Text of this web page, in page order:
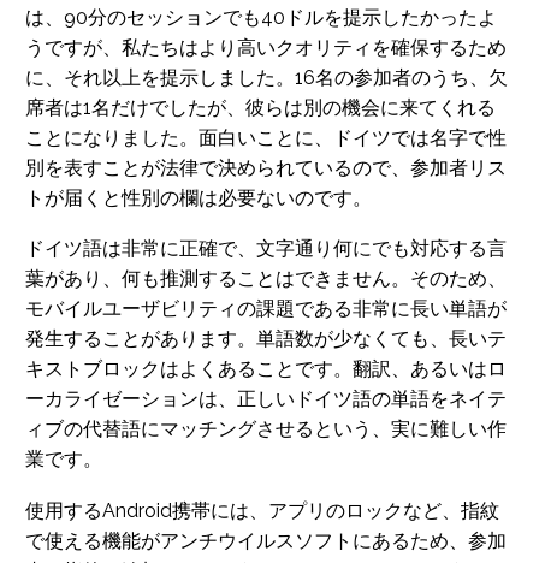
は、90分のセッションでも40ドルを提示したかったよ
うですが、私たちはより高いクオリティを確保するため
に、それ以上を提示しました。16名の参加者のうち、欠
席者は1名だけでしたが、彼らは別の機会に来てくれる
ことになりました。面白いことに、ドイツでは名字で性
別を表すことが法律で決められているので、参加者リス
トが届くと性別の欄は必要ないのです。
ドイツ語は非常に正確で、文字通り何にでも対応する言
葉があり、何も推測することはできません。そのため、
モバイルユーザビリティの課題である非常に長い単語が
発生することがあります。単語数が少なくても、長いテ
キストブロックはよくあることです。翻訳、あるいはロ
ーカライゼーションは、正しいドイツ語の単語をネイテ
ィブの代替語にマッチングさせるという、実に難しい作
業です。
使用するAndroid携帯には、アプリのロックなど、指紋
で使える機能がアンチウイルスソフトにあるため、参加